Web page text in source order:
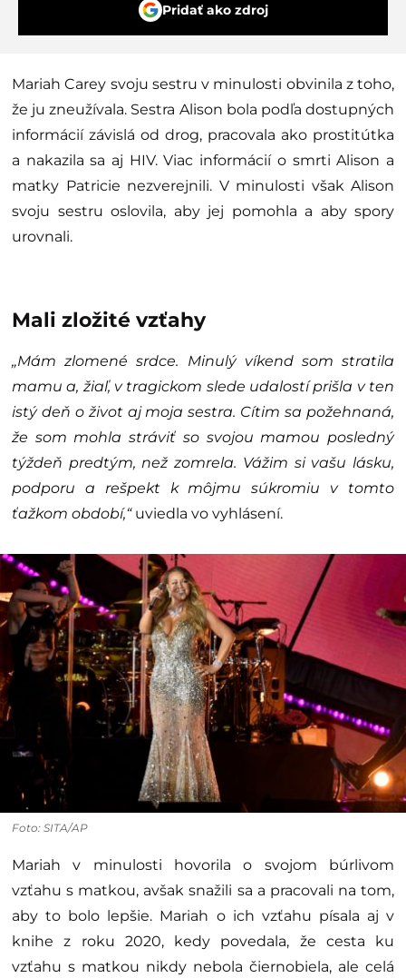
Pridať ako zdroj
Mariah Carey svoju sestru v minulosti obvinila z toho,
že ju zneužívala. Sestra Alison bola podľa dostupných
informácií závislá od drog, pracovala ako prostitútka
a nakazila sa aj HIV. Viac informácií o smrti Alison a
matky Patricie nezverejnili. V minulosti však Alison
svoju sestru oslovila, aby jej pomohla a aby spory
urovnali.
Mali zložité vzťahy
„Mám zlomené srdce. Minulý víkend som stratila
mamu a, žiaľ, v tragickom slede udalostí prišla v ten
istý deň o život aj moja sestra. Cítim sa požehnaná,
že som mohla stráviť so svojou mamou posledný
týždeň predtým, než zomrela. Vážim si vašu lásku,
podporu a rešpekt k môjmu súkromiu v tomto
ťažkom období,“ uviedla vo vyhlásení.
Foto: SITA/AP
Mariah v minulosti hovorila o svojom búrlivom
vzťahu s matkou, avšak snažili sa a pracovali na tom,
aby to bolo lepšie. Mariah o ich vzťahu písala aj v
knihe z roku 2020, kedy povedala, že cesta ku
vzťahu s matkou nikdy nebola čiernobiela, ale celá